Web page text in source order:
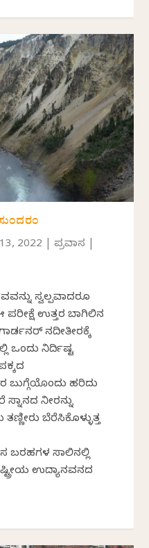
2022 |ಪ್ರವಾಸ
ಸ್ವಲ್ಪವಾದರೂ
ಪರೀಕ್ಷೆ ಉತ್ತರ ಬಾಗಿಲಿನ
ನದೀತೀರಕ್ಕೆ
ಒಂದು ನಿರ್ದಿಷ್ಟ
ಹರಿದು
ಸ್ನಾನದ ನೀರನ್ನು
ಬೆರೆಸಿಕೊಳ್ಳುತ್ತ
ಬರಹಗಳ ಸಾಲಿನಲ್ಲಿ
ಉದ್ಯಾನವನದ